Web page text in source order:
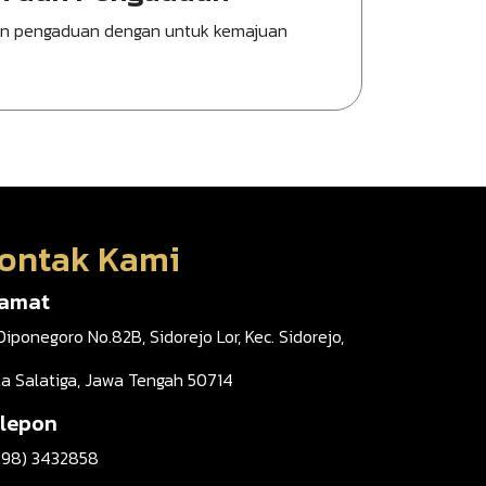
pengaduan dengan untuk kemajuan
Kami
No.82B, Sidorejo Lor, Kec. Sidorejo,
Salatiga, Jawa Tengah 50714
3432858